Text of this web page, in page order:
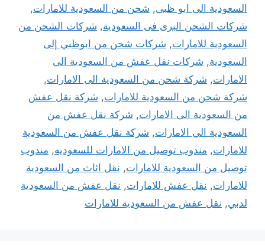
السعودية الى ابو ظبى, شحن من السعودية للامارات,
شركات الشحن البرى فى السعودية, شركات الشحن من
السعودية للامارات, شركات شحن من ابوظبي إلى
السعودية, شركات نقل عفش من السعودية الى
الامارات, شركة شحن من السعودية الى الامارات,
شركة شحن من السعودية للامارات, شركة نقل عفش
من السعودية الى الامارات, شركة نقل عفش من
السعودية الي الامارات, شركة نقل عفش من السعودية
للامارات, مندوب توصيل من الامارات للسعوديه, مندوب
توصيل من السعودية للامارات, نقل اثاث من السعودية
للامارات, نقل عفش للامارات, نقل عفش من السعودية
لدبي, نقل عفش من السعودية للامارات